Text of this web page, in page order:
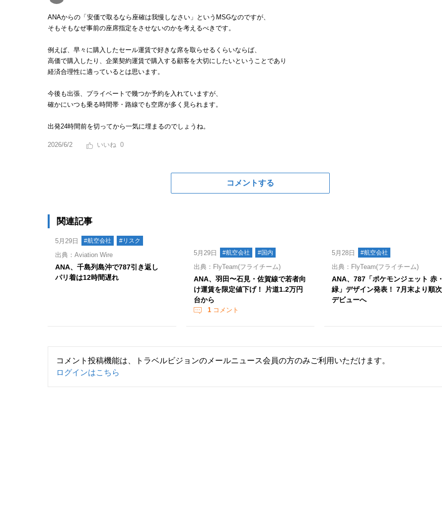
ANAからの「安価で取るなら座確は我慢しなさい」というMSGなのですが、
そもそもなぜ事前の座席指定をさせないのかを考えるべきです。
例えば、早々に購入したセール運賃で好きな席を取らせるくらいならば、
高価で購入したり、企業契約運賃で購入する顧客を大切にしたいということであり
経済合理性に適っているとは思います。
今後も出張、プライベートで幾つか予約を入れていますが、
確かにいつも乗る時間帯・路線でも空席が多く見られます。
出発24時間前を切ってから一気に埋まるのでしょうね。
2026/6/2 0
コメントする
関連記事
5月29日 #航空会社 #リスク
出典：Aviation Wire
ANA、千島列島沖で787引き返し
パリ着は12時間遅れ
5月29日 #航空会社 #国内
出典：FlyTeam(フライチーム)
ANA、羽田〜石見・佐賀線で若者向
け運賃を限定値下げ！ 片道1.2万円
台から
1コメント
5月28日 #航空会社
出典：FlyTeam(フライチーム)
ANA、787「ポケモンジェット 赤・
緑」デザイン発表！ 7月末より順次
デビューへ
コメント投稿機能は、トラベルビジョンのメールニュース会員の方のみご利用いただけます。
ログインはこちら